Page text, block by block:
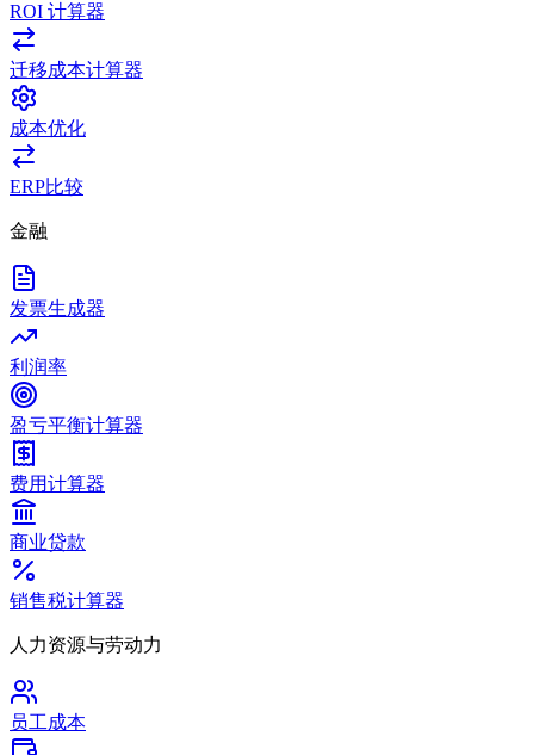
ROI 计算器
迁移成本计算器
成本优化
ERP比较
金融
发票生成器
利润率
盈亏平衡计算器
费用计算器
商业贷款
销售税计算器
人力资源与劳动力
员工成本